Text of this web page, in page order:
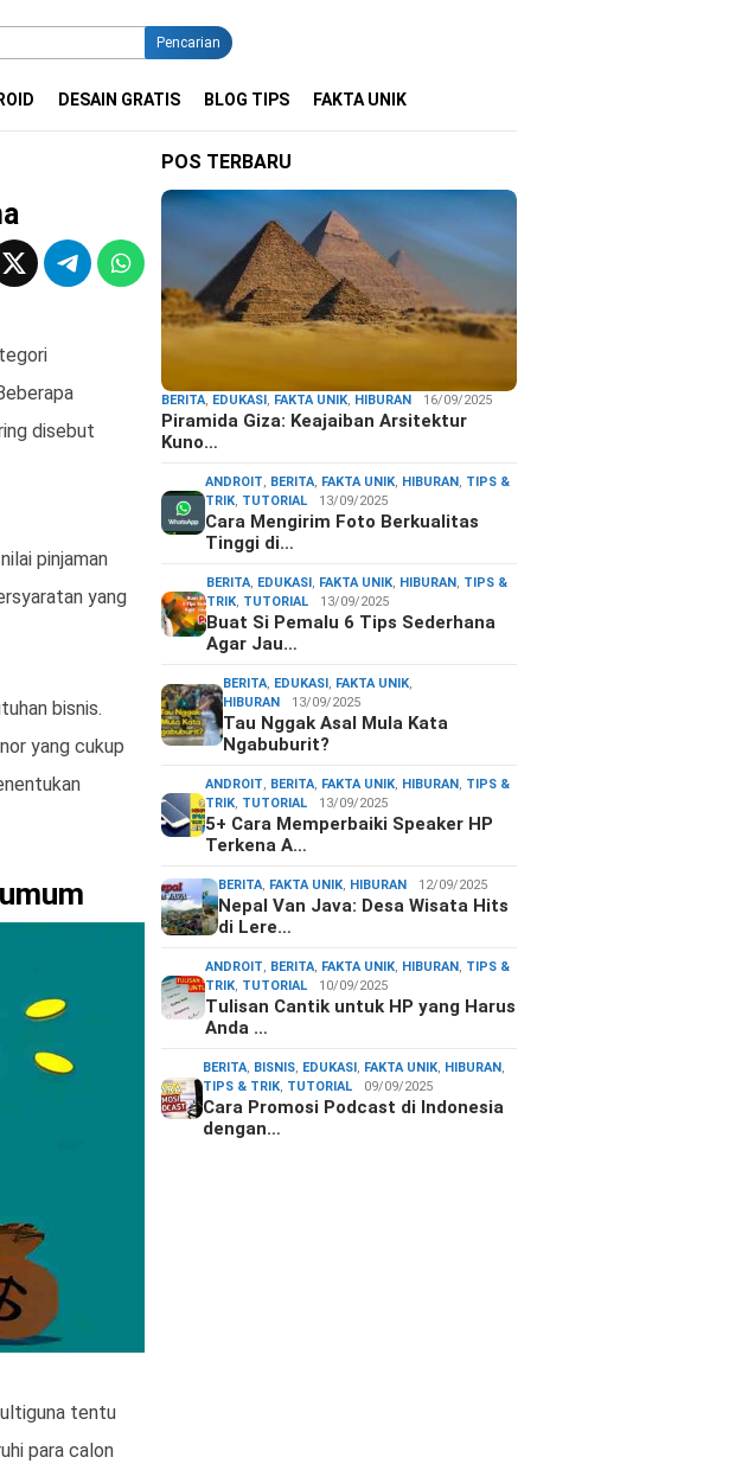
Pencarian
DESAIN GRATIS BLOG TIPS FAKTA UNIK
disebut
pinjaman
yang
bisnis.
yang cukup
tentu
para calon
POS TERBARU
BERITA, EDUKASI, FAKTA UNIK, HIBURAN 16/09/2025
Piramida Giza: Keajaiban Arsitektur
Kuno…
ANDROIT, BERITA, FAKTA UNIK, HIBURAN, TIPS &
TRIK, TUTORIAL 13/09/2025
Cara Mengirim Foto Berkualitas
Tinggi di…
BERITA, EDUKASI, FAKTA UNIK, HIBURAN, TIPS &
TRIK, TUTORIAL 13/09/2025
Buat Si Pemalu 6 Tips Sederhana
Agar Jau…
BERITA, EDUKASI, FAKTA UNIK,
HIBURAN
13/09/2025
Tau Nggak Asal Mula Kata
Ngabuburit?
ANDROIT, BERITA, FAKTA UNIK, HIBURAN, TIPS &
TRIK, TUTORIAL 13/09/2025
5+ Cara Memperbaiki Speaker HP
Terkena A…
BERITA, FAKTA UNIK, HIBURAN 12/09/2025
Nepal Van Java: Desa Wisata Hits
di Lere…
ANDROIT, BERITA, FAKTA UNIK, HIBURAN, TIPS &
TRIK, TUTORIAL 10/09/2025
Tulisan Cantik untuk HP yang Harus
Anda …
BERITA, BISNIS, EDUKASI, FAKTA UNIK, HIBURAN,
TIPS & TRIK, TUTORIAL 09/09/2025
Cara Promosi Podcast di Indonesia
dengan…